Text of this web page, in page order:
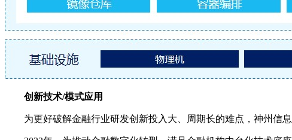
创新技术/模式应用
为更好破解金融行业研发创新投入大、周期长的难点，神州信